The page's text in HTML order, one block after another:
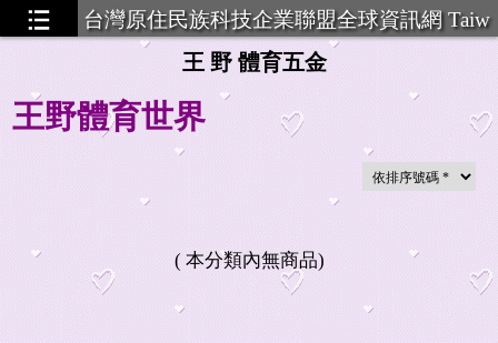
台灣原住民族科技企業聯盟全球資訊網 Taiw
an Aboriginal Technology Ent
件
王 野 體育五金
王野體育世界
( 本分類內無商品)